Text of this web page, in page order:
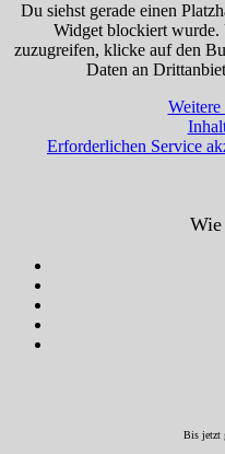
Du siehst gerade einen
Widget blockiert wurde.
zuzugreifen, klicke auf den
Daten an
Erforderlichen Service
Bis jetzt